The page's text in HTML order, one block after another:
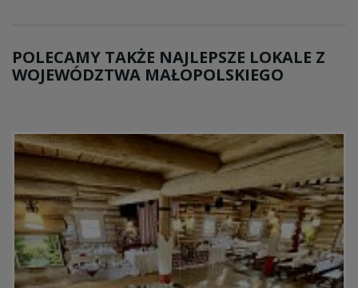
POLECAMY TAKŻE NAJLEPSZE LOKALE Z
WOJEWÓDZTWA MAŁOPOLSKIEGO